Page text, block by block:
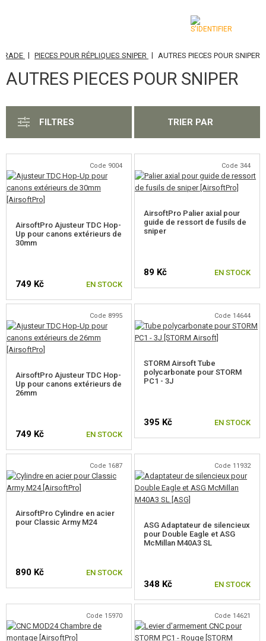
CATÉGORIES
AIRSOFT GUNS
LANCE-GRENADES, GRENADES
BATTERIES, CHARGEURS
LUNETTES, MASQUES
CAMOUFLAGE, BANDE CAMOUFLAGE
RADIOS, CASQUES, CAMÉRAS
ACCESSOIRES POUR RÉPLIQUE
PIECE DE RECHANGE, UPGRADE
PIECES EXTERNES AEG
PIECES POUR RÉPLIQUES SNIPER
POUR VSR, BAR10, MB03, CM.701
POUR CYMA M24 (CM.702)
POUR WELL MB06,13
POUR TM AWS, WELL MB44XX
POUR SVD
| PIECES POUR RÉPLIQUES SNIPER | AUTRES PIECES POUR SNIPER
AUTRES PIECES POUR SNIPER
FILTRES TRIER PAR
Code 9004
AirsoftPro Ajusteur TDC Hop-
Up pour canons extérieurs de
30mm
749 Kč EN STOCK
Code 344
AirsoftPro Palier axial pour
guide de ressort de fusils de
sniper
89 Kč EN STOCK
Code 8995
AirsoftPro Ajusteur TDC Hop-
Up pour canons extérieurs de
26mm
749 Kč EN STOCK
Code 14644
STORM Airsoft Tube
polycarbonate pour STORM
PC1 - 3J
395 Kč EN STOCK
Code 1687
AirsoftPro Cylindre en acier
pour Classic Army M24
890 Kč EN STOCK
Code 11932
ASG Adaptateur de silencieux
pour Double Eagle et ASG
McMillan M40A3 SL
348 Kč EN STOCK
Code 15970 Code 14621